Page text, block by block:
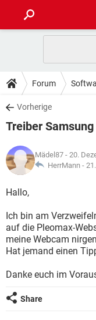
ANDROID
WINDOWS 10
WHATSAPP
FACEBOOK
TIPPS & TRICKS
SPIELE
WHATSAPP
FACEBOOK
DOWNLOADS
SPIELE
ANDROID
WINDOWS 10
WHATSAPP
SPIELE
ANDROID
WINDOWS 10
WHATSAPP
FACEBOOK
LEXIKON
SPIELE
WINDOWS 10
WHATSAPP
Forum
Vorherige
Treiber
Mädel87 - 20.
HerrMann -
Hallo,
Ich bin am
auf die Pleomax-
meine Webcam
Hat jemand einen
Danke euch im
Share